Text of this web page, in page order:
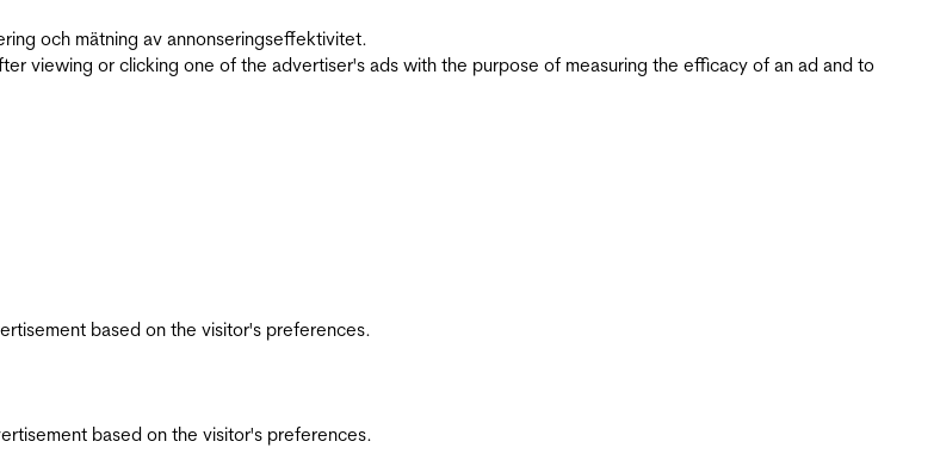
och mätning av annonseringseffektivitet.
viewing or clicking one of the advertiser's ads with the purpose of measuring the efficacy of an ad and to
based on the visitor's preferences.
based on the visitor's preferences.